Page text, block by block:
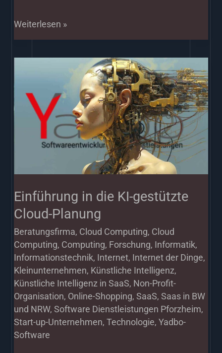
Weiterlesen »
Einführung in die KI-gestützte
Cloud-Planung
Beratungsfirma, Cloud Computing, Cloud
Computing, Computing, Forschung, Informatik,
Informationstechnik, Internet, Internet der Dinge,
Kleinunternehmen, Künstliche Intelligenz,
Künstliche Intelligenz in SaaS, Non-Profit-
Organisation, Online-Shopping,SaaS,Saas in BW
und NRW,Software Dienstleistungen Pforzheim,
Start-up-Unternehmen,Technologie,Yadbo-
Software
die
KI-